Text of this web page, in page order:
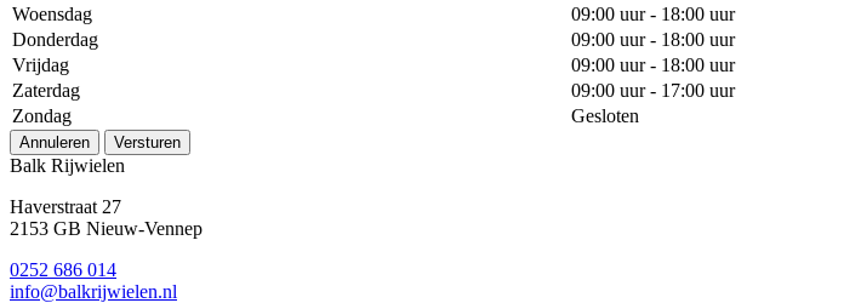
Woensdag
09:00 uur - 18:00 uur
Donderdag
09:00 uur - 18:00 uur
Vrijdag
09:00 uur - 18:00 uur
Zaterdag
09:00 uur - 17:00 uur
Zondag
Gesloten
Annuleren Versturen
Balk Rijwielen
Haverstraat 27
2153 GB Nieuw-Vennep
0252 686 014
info@balkrijwielen.nl